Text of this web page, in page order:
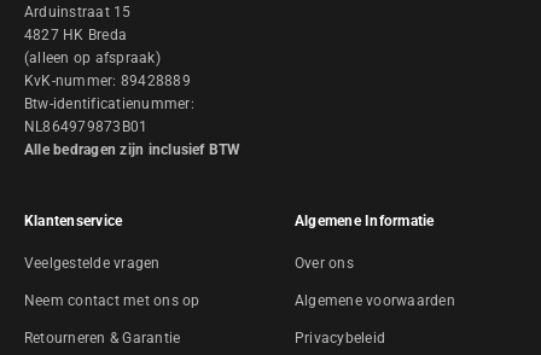
Arduinstraat 15
4827 HK Breda
(alleen op afspraak)
KvK-nummer: 89428889
Btw-identificatienummer:
NL864979873B01
Alle bedragen zijn inclusief BTW
Klantenservice
Veelgestelde vragen
Neem contact met ons op
Retourneren & Garantie
Algemene Informatie
Over ons
Algemene voorwaarden
Privacybeleid